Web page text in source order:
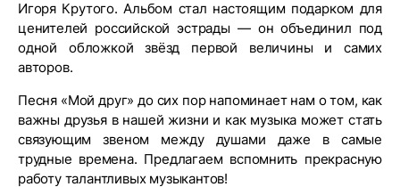
Игоря Крутого. Альбом стал настоящим подарком для
ценителей российской эстрады — он объединил под
одной обложкой звёзд первой величины и самих
авторов.
Песня «Мой друг» до сих пор напоминает нам о том, как
важны друзья в нашей жизни и как музыка может стать
связующим звеном между душами даже в самые
трудные времена. Предлагаем вспомнить прекрасную
работу талантливых музыкантов!